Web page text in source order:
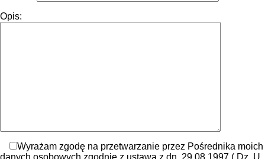
Opis:
Wyrażam zgodę na przetwarzanie przez Pośrednika moich
danych osobowych zgodnie z ustawą z dn. 29.08.1997 ( Dz. U.